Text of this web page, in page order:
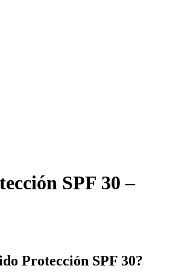
SPF 30 –
Protección SPF 30?